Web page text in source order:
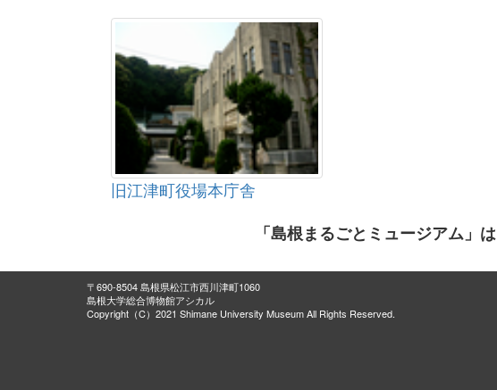
旧江津町役場本庁舎
「島根まるごとミュージアム」
〒690-8504 島根県松江市西川津町1060
島根大学総合博物館アシカル
Copyright（C）2021 Shimane University Museum All Rights Reserved.